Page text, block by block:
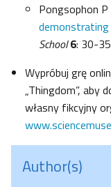
Pongsophon
demonstrating
School 6: 30-
Wypróbuj grę
„Thingdom”, aby
własny fikcyjny
Author(s)